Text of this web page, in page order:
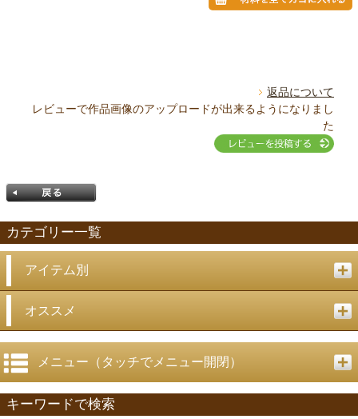
返品について
レビューで作品画像のアップロードが出来るようになりまし
た
カテゴリー一覧
アイテム別
オススメ
メニュー（タッチでメニュー開閉）
キーワードで検索